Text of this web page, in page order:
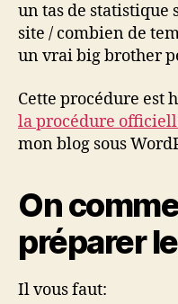
un tas de statistique
site / combien de
un vrai big brother
Cette procédure est
la procédure
mon blog sous
On
préparer
Il vous faut: